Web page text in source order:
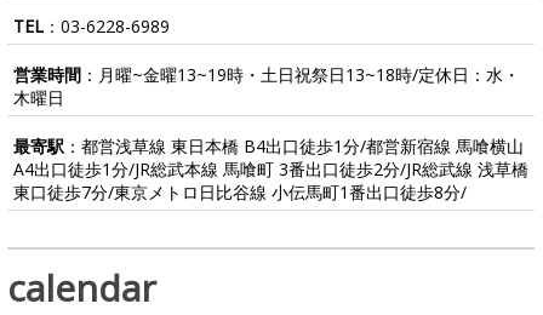
TEL： 03-6228-6989
営業時間：月曜~金曜13~19時・土日祝祭日13~18時/定休日：水・
木曜日
最寄駅：都営浅草線 東日本橋 B4出口徒歩1分/都営新宿線 馬喰横山
A4出口徒歩1分/JR総武本線 馬喰町 3番出口徒歩2分/JR総武線 浅草橋
東口徒歩7分/東京メトロ日比谷線 小伝馬町1番出口徒歩8分/
calendar